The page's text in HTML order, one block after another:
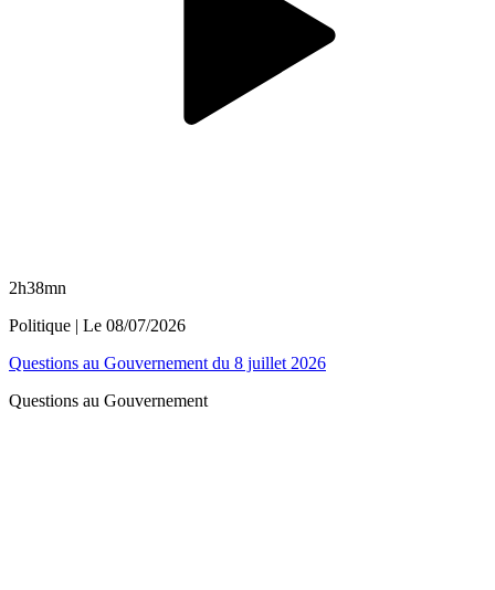
2h38mn
Politique | Le 08/07/2026
Questions au Gouvernement du 8 juillet 2026
Questions au Gouvernement